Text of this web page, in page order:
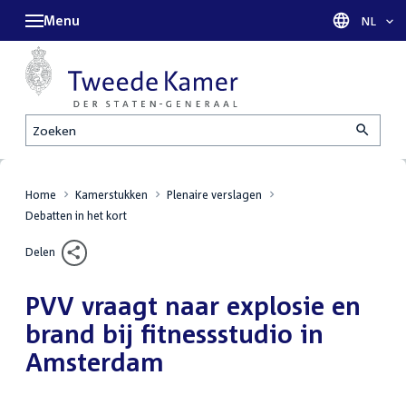
Zoeken
Menu Taal
NL
Home Kamerstukken
Plenaire verslagen
Debatten in het kort
Delen
PVV vraagt naar explosie en
brand bij fitnessstudio in
Amsterdam